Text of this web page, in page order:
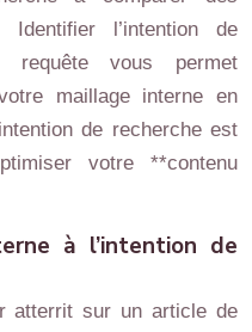
l’intention de
requête vous permet
maillage interne en
de recherche est
votre **contenu
à l’intention de
atterrit sur un article de